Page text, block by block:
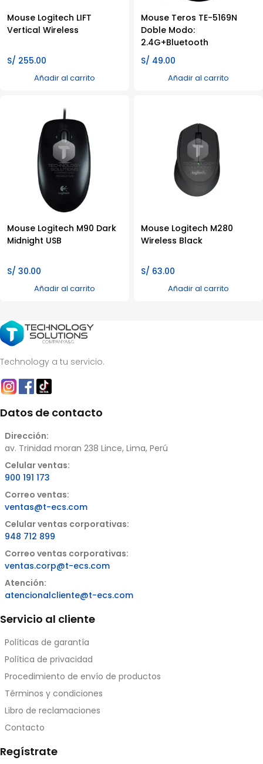
Mouse Logitech LIFT
Vertical Wireless
S/ 255.00
Añadir al carrito
Mouse Teros TE-5169N
Doble Modo:
2.4G+Bluetooth
S/ 49.00
Añadir al carrito
Mouse Logitech M90 Dark
Midnight USB
S/ 30.00
Añadir al carrito
Mouse Logitech M280
Wireless Black
S/ 63.00
Añadir al carrito
Technology a tu servicio.
Datos de contacto
Dirección:
av. Trinidad moran 238 Lince, Lima, Perú
Celular ventas:
900 191 173
Correo ventas:
ventas@t-ecs.com
Celular ventas corporativas:
948 712 899
Correo ventas corporativas:
ventas.corp@t-ecs.com
Atención:
atencionalcliente@t-ecs.com
Servicio al cliente
Políticas de garantía
Política de privacidad
Procedimiento de envío de productos
Términos y condiciones
Libro de reclamaciones
Contacto
Regístrate